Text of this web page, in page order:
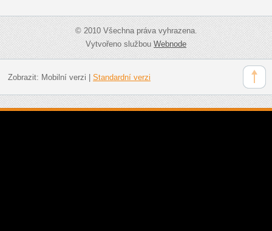
© 2010 Všechna práva vyhrazena.
Vytvořeno službouWebnode
Zobrazit: Mobilní verzi Standardní verzi